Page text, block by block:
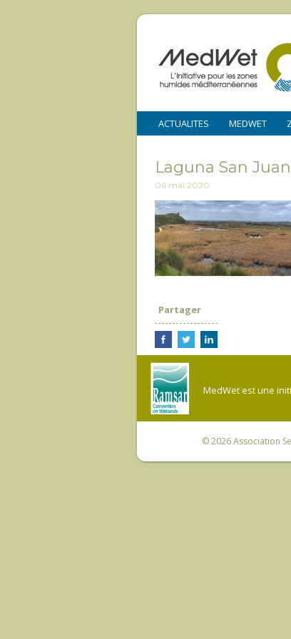
ACTUALITES MEDWET
Laguna San
06 mai 2020
Partager
MedWet est une
© 2026Association